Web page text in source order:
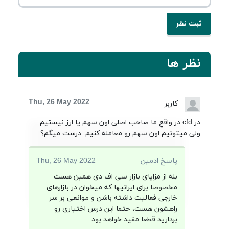
ثبت نظر
نظر ها
کاربر Thu, 26 May 2022
در cfd در واقع ما صاحب اصلی اون سهم یا ارز نیستیم .
ولی میتونیم اون سهم رو معامله کنیم. درست میگم؟
پاسخ ادمین
Thu, 26 May 2022
بله از مزایای بازار سی اف دی همین هست
مخصوصا برای ایرانیها که میخوان در بازارهای
خارجی فعالیت داشته باشن و موانعی بر سر
راهشون هست، حتما این درس اختیاری رو
بردارید قطعا مفید خواهد بود